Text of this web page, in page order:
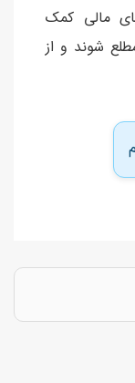
مالی کمک
شوند و از